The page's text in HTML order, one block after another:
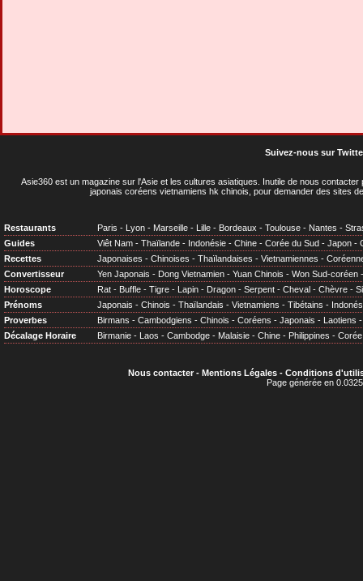
Suivez-nous sur
Asie360 est un magazine sur l'Asie et les cultures asiatiques . Inutile de nous
japonais coréens vietnamiens hk chinois, pour demander des sites
Restaurants Paris - Lyon - Marseille - Lille - Bordeaux - Toulouse - Nantes -
Guides
Viêt Nam - Thaïlande - Indonésie - Chine - Corée du Sud - Japon -
Recettes
Japonaises - Chinoises - Thaïlandaises - Vietnamiennes -
Convertisseur
Yen Japonais - Dong Vietnamien - Yuan Chinois - Won Sud-coréen
Horoscope
Rat - Buffle - Tigre - Lapin - Dragon - Serpent - Cheval - Chèvre -
Prénoms
Japonais - Chinois - Thaïlandais - Vietnamiens - Tibétains -
Proverbes
Birmans - Cambodgiens - Chinois - Coréens - Japonais - Laotiens
Décalage Horaire
Birmanie - Laos - Cambodge - Malaisie - Chine - Philippines - Corée
Nous contacter- Mentions Légales- Conditions
Page générée en